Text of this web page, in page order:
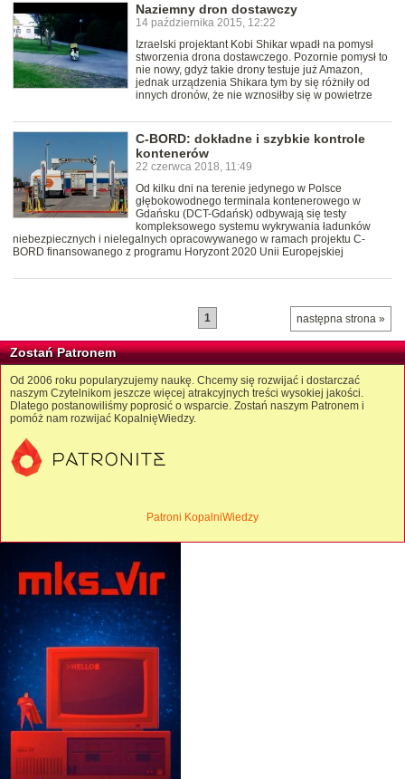
Naziemny dron dostawczy
14 października 2015, 12:22
Izraelski projektant Kobi Shikar wpadł na pomysł
stworzenia drona dostawczego. Pozornie pomysł to
nie nowy, gdyż takie drony testuje już Amazon,
jednak urządzenia Shikara tym by się różniły od
innych dronów, że nie wznosiłby się w powietrze
C-BORD: dokładne i szybkie kontrole
kontenerów
22 czerwca 2018, 11:49
Od kilku dni na terenie jedynego w Polsce
głębokowodnego terminala kontenerowego w
Gdańsku (DCT-Gdańsk) odbywają się testy
kompleksowego systemu wykrywania ładunków
niebezpiecznych i nielegalnych opracowywanego w ramach projektu C-
BORD finansowanego z programu Horyzont 2020 Unii Europejskiej
następna strona »
1
Zostań Patronem
Od 2006 roku popularyzujemy naukę. Chcemy się rozwijać i dostarczać
naszym Czytelnikom jeszcze więcej atrakcyjnych treści wysokiej jakości.
Dlatego postanowiliśmy poprosić o wsparcie. Zostań naszym Patronem i
pomóż nam rozwijać KopalnięWiedzy.
Patroni KopalniWiedzy